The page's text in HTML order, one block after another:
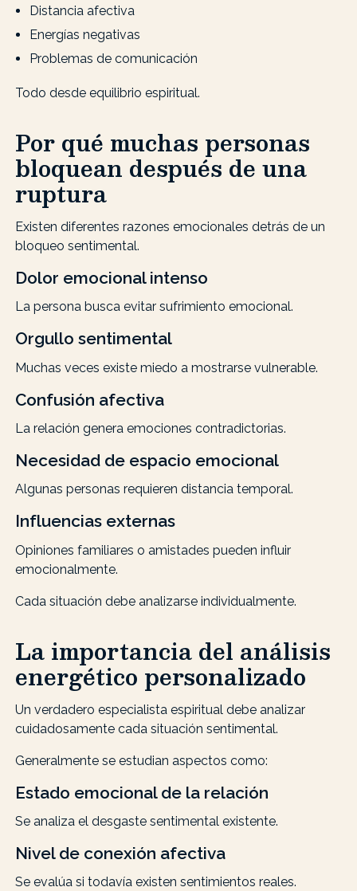
Distancia afectiva
Energías negativas
Problemas de comunicación
Todo desde equilibrio espiritual.
Por qué muchas personas
bloquean después de una
ruptura
Existen diferentes razones emocionales detrás de un
bloqueo sentimental.
Dolor emocional intenso
La persona busca evitar sufrimiento emocional.
Orgullo sentimental
Muchas veces existe miedo a mostrarse vulnerable.
Confusión afectiva
La relación genera emociones contradictorias.
Necesidad de espacio emocional
Algunas personas requieren distancia temporal.
Influencias externas
Opiniones familiares o amistades pueden influir
emocionalmente.
Cada situación debe analizarse individualmente.
La importancia del análisis
energético personalizado
Un verdadero especialista espiritual debe analizar
cuidadosamente cada situación sentimental.
Generalmente se estudian aspectos como:
Estado emocional de la relación
Se analiza el desgaste sentimental existente.
Nivel de conexión afectiva
Se evalúa si todavía existen sentimientos reales.